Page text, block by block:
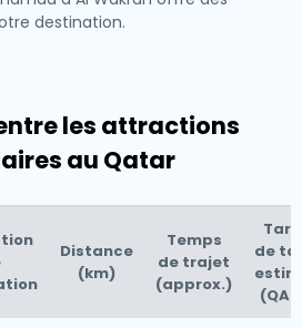
destination.
les attractions
au Qatar
Distance
(km)
Temps
de trajet
(approx.)
Tarif
de